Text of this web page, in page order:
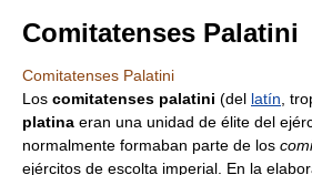
Comitatenses Palatini
Comitatenses Palatini
Los comitatenses palatini (del latín ,
platina eran una unidad de élite del
normalmente formaban parte de los
ejércitos de escolta imperial. En la